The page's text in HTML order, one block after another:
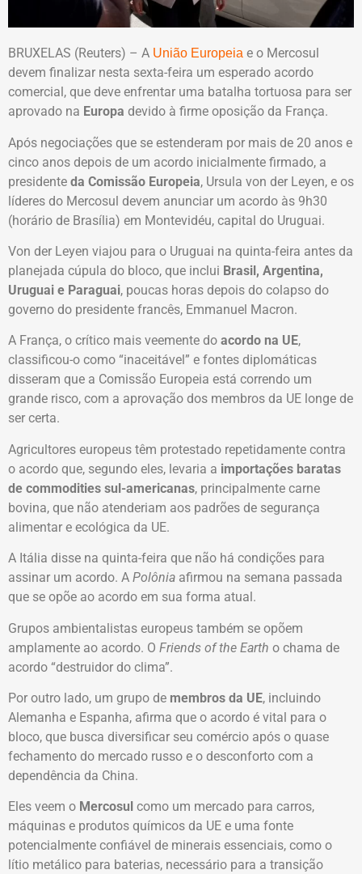
BRUXELAS (Reuters) – A União Europeia e o Mercosul
devem finalizar nesta sexta-feira um esperado acordo
comercial, que deve enfrentar uma batalha tortuosa para ser
aprovado na Europa devido à firme oposição da França.
Após negociações que se estenderam por mais de 20 anos e
cinco anos depois de um acordo inicialmente firmado, a
presidente da Comissão Europeia, Ursula von der Leyen, e os
líderes do Mercosul devem anunciar um acordo às 9h30
(horário de Brasília) em Montevidéu, capital do Uruguai.
Von der Leyen viajou para o Uruguai na quinta-feira antes da
planejada cúpula do bloco, que inclui Brasil, Argentina,
Uruguai e Paraguai, poucas horas depois do colapso do
governo do presidente francês, Emmanuel Macron.
A França, o crítico mais veemente do acordo na UE,
classificou-o como “inaceitável” e fontes diplomáticas
disseram que a Comissão Europeia está correndo um
grande risco, com a aprovação dos membros da UE longe de
ser certa.
Agricultores europeus têm protestado repetidamente contra
o acordo que, segundo eles, levaria a importações baratas
de commodities sul-americanas, principalmente carne
bovina, que não atenderiam aos padrões de segurança
alimentar e ecológica da UE.
A Itália disse na quinta-feira que não há condições para
assinar um acordo. A Polônia afirmou na semana passada
que se opõe ao acordo em sua forma atual.
Grupos ambientalistas europeus também se opõem
amplamente ao acordo. O Friends of the Earth o chama de
acordo “destruidor do clima”.
Por outro lado, um grupo de membros da UE, incluindo
Alemanha e Espanha, afirma que o acordo é vital para o
bloco, que busca diversificar seu comércio após o quase
fechamento do mercado russo e o desconforto com a
dependência da China.
Eles veem o Mercosul como um mercado para carros,
máquinas e produtos químicos da UE e uma fonte
potencialmente confiável de minerais essenciais, como o
lítio metálico para baterias, necessário para a transição